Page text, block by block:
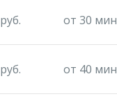
от 30 мин
от 40 мин